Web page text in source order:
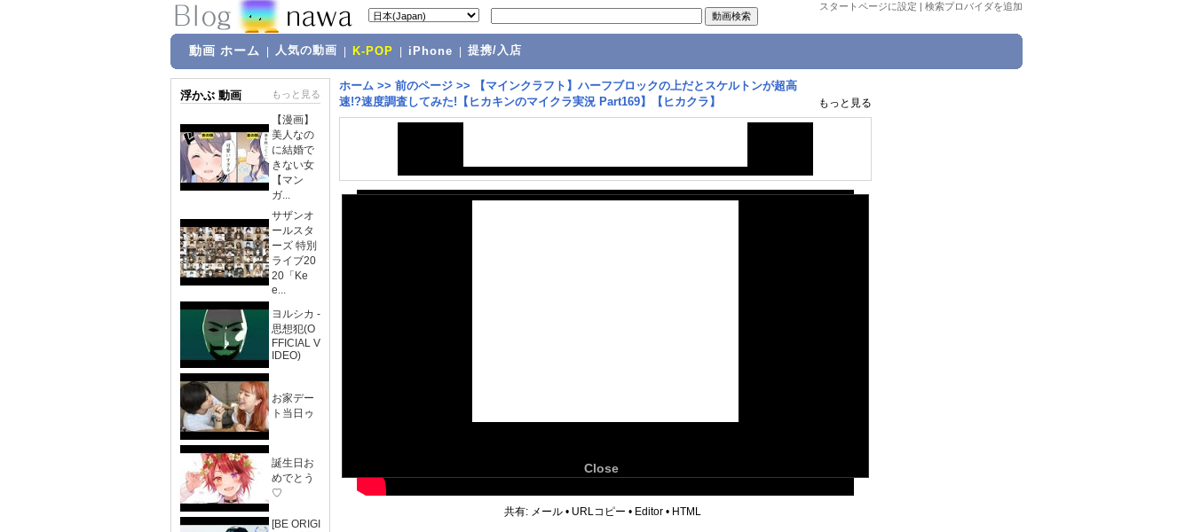
スタートページに設定 | 検索プロバイダを追加
動画 ホーム 人気の動画 K-POP iPhone 提携/入店
浮かぶ 動画 もっと見る
【漫画】
美人なの
に結婚で
きない女
【マン
ガ...
サザンオ
ールスタ
ーズ 特別
ライブ20
20「Ke
e...
ヨルシカ -
思想犯(O
FFICIAL V
IDEO)
お家デー
ト当日ゥ
誕生日お
めでとう
♡
[BE ORIGI
ホーム >> 前のページ >>
【マインクラフト】ハーフブロックの上だとスケルトンが超高
速!?速度調査してみた!【ヒカキンのマイクラ実況 Part169】【ヒカクラ】
もっと見る
Close
共有: メール • URLコピー • Editor • HTML